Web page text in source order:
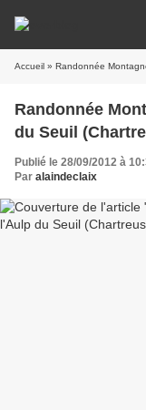
Accueil » Randonnée
Randonnée
du Seuil
Publié le 28/09/2012 à
Par alaindeclaix